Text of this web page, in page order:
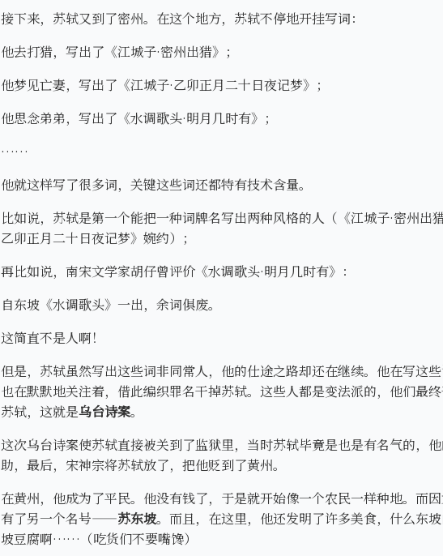
接下来，苏轼又到了密州。在这个地方，苏轼不停地开挂写词：
他去打猎，写出了《江城子·密州出猎》；
他梦见亡妻，写出了《江城子·乙卯正月二十日夜记梦》；
他思念弟弟，写出了《水调歌头·明月几时有》；
……
他就这样写了很多词，关键这些词还都特有技术含量。
比如说，苏轼是第一个能把一种词牌名写出两种风格的人（《江城子·密州出
乙卯正月二十日夜记梦》婉约）；
再比如说，南宋文学家胡仔曾评价《水调歌头·明月几时有》：
自东坡《水调歌头》一出，余词俱废。
这简直不是人啊！
但是，苏轼虽然写出这些词非同常人，他的仕途之路却还在继续。他在写这
也在默默地关注着，借此编织罪名干掉苏轼。这些人都是变法派的，他们最
苏轼，这就是乌台诗案。
这次乌台诗案使苏轼直接被关到了监狱里，当时苏轼毕竟是也是有名气的，
助，最后，宋神宗将苏轼放了，把他贬到了黄州。
在黄州，他成为了平民。他没有钱了，于是就开始像一个农民一样种地。而
有了另一个名号——苏东坡。而且，在这里，他还发明了许多美食，什么东
坡豆腐啊……（吃货们不要嘴馋）